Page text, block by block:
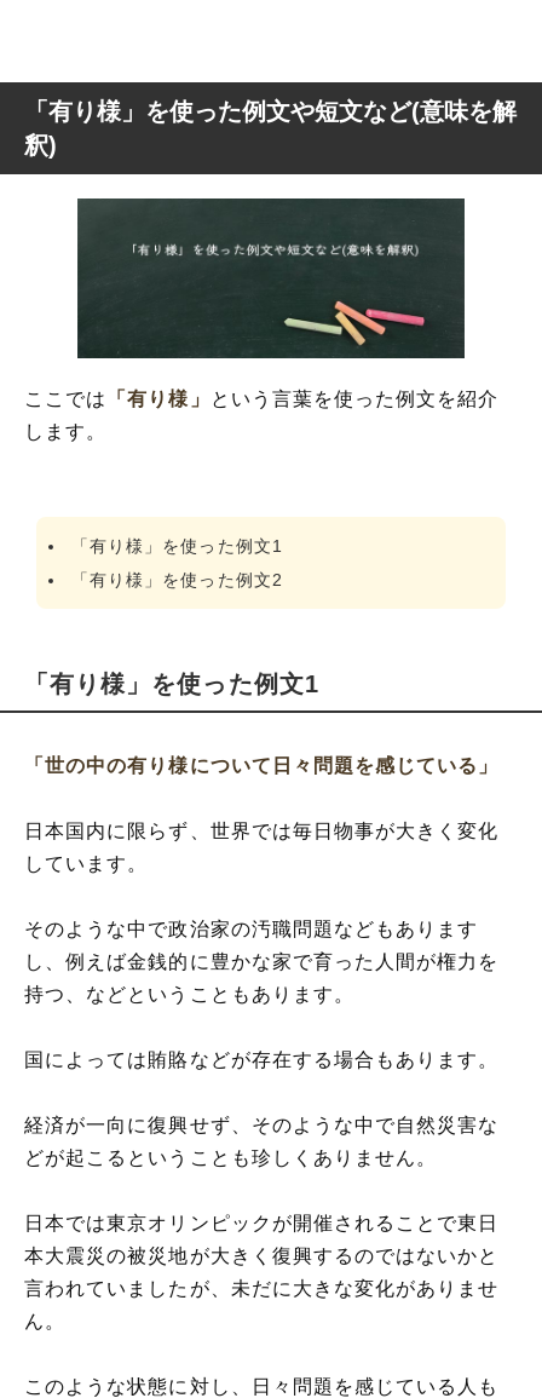
「有り様」を使った例文や短文など(意味を解
釈)
ここでは 「有り様」
という言葉を使った例文を紹介
します。
「有り様」を使った例文1
「有り様」を使った例文2
「有り様」を使った例文1
「世の中の有り様について日々問題を感じている」
日本国内に限らず、世界では毎日物事が大きく変化
しています。
そのような中で政治家の汚職問題などもあります
し、例えば金銭的に豊かな家で育った人間が権力を
持つ、などということもあります。
国によっては賄賂などが存在する場合もあります。
経済が一向に復興せず、そのような中で自然災害な
どが起こるということも珍しくありません。
日本では東京オリンピックが開催されることで東日
本大震災の被災地が大きく復興するのではないかと
言われていましたが、未だに大きな変化がありませ
ん。
このような状態に対し、日々問題を感じている人も